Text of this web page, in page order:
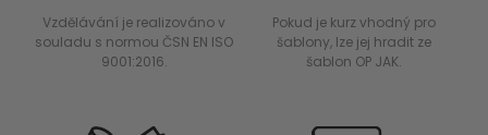
Vzdělávání je realizováno v
souladu s normou ČSN EN ISO
9001:2016.
Pokud je kurz vhodný pro
šablony, lze jej hradit ze
šablon OP JAK.